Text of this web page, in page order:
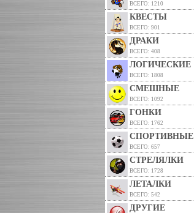
ВСЕГО: 1210
КВЕСТЫ
ВСЕГО: 901
ДРАКИ
ВСЕГО: 408
ЛОГИЧЕСКИЕ
ВСЕГО: 1808
СМЕШНЫЕ
ВСЕГО: 1092
ГОНКИ
ВСЕГО: 1762
СПОРТИВНЫЕ
ВСЕГО: 657
СТРЕЛЯЛКИ
ВСЕГО: 1728
ЛЕТАЛКИ
ВСЕГО: 542
ДРУГИЕ